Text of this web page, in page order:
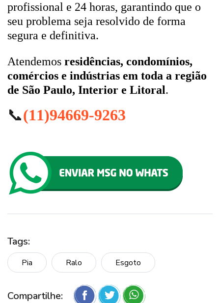
profissional e 24 horas, garantindo que o
seu problema seja resolvido de forma
segura e definitiva.
Atendemos residências, condomínios,
comércios e indústrias em toda a região
de São Paulo, Interior e Litoral.
📞(11)94669-9263
Tags:
Pia Ralo Esgoto
Compartilhe: